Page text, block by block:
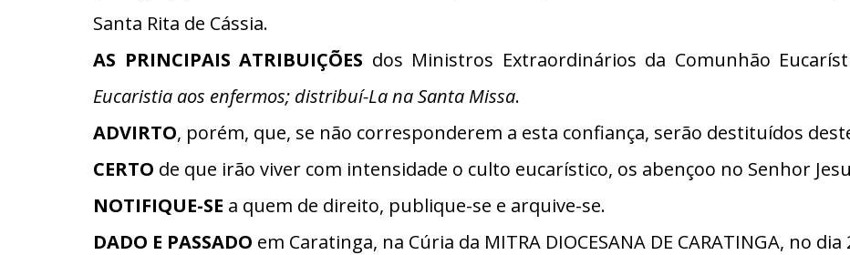
Santa Rita de Cássia.
AS PRINCIPAIS ATRIBUIÇÕES dos Ministros Extraordinários da Comunhão
Eucaristia aos enfermos; distribuí-La na Santa Missa.
ADVIRTO, porém, que, se não corresponderem a esta confiança, serão destituídos
CERTO de que irão viver com intensidade o culto eucarístico, os abençoo no Senhor
NOTIFIQUE-SE a quem de direito, publique-se e arquive-se.
DADO E PASSADO em Caratinga, na Cúria da MITRA DIOCESANA DE CARATINGA, no